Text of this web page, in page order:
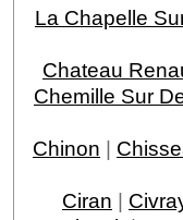
La Chapelle
Chateau
Chemille Sur
Chinon |
Ciran |